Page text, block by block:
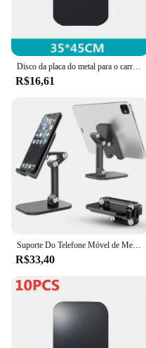
R$16,61
R$33,40